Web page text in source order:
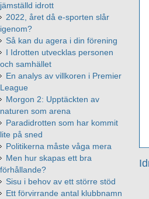
jämställd idrott
2022, året då e-sporten slår
igenom?
Så kan du agera i din förening
I Idrotten utvecklas personen
och samhället
En analys av villkoren i Premier
League
Morgon 2: Upptäckten av
naturen som arena
Paradidrotten som har kommit
lite på sned
Politikerna måste våga mera
Men hur skapas ett bra
förhållande?
Sisu i behov av ett större stöd
Ett förvirrande antal klubbnamn